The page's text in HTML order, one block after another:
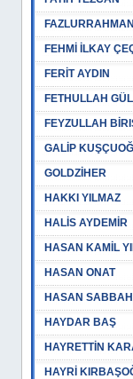
FAZLURRAHMAN
FEHMİ İLKAY
FERİT AYDIN
FETHULLAH
FEYZULLAH
GALİP
GOLDZİHER
HAKKI YILMAZ
HALİS AYDEMİR
HASAN KAMİL
HASAN ONAT
HASAN SABBAH
HAYDAR BAŞ
HAYRETTİN
HAYRİ